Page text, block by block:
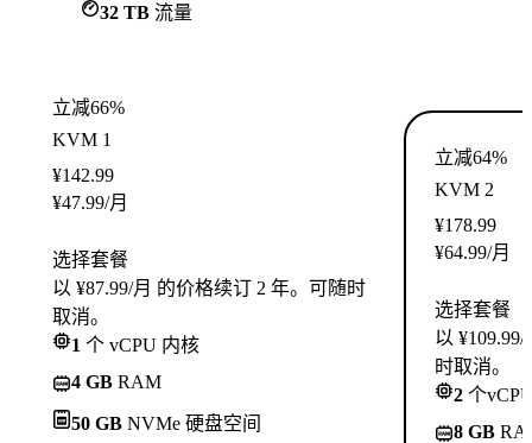
32 TB 流量
立减66%
KVM 1
¥142.99
¥47.99/月
选择套餐
以 ¥87.99/月 的价格续订 2 年。可随时
取消。
1 个 vCPU 内核
4 GB RAM
50 GB NVMe 硬盘空间
立减64%
KVM 2
¥178.99
¥64.99/月
选择套餐
以
时取消。
2 个
8 GB